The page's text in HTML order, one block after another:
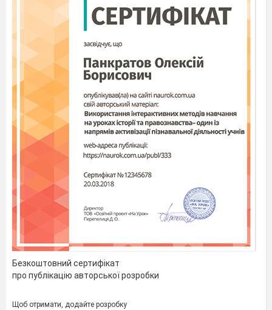
Безкоштовний сертифікат
про публікацію авторської розробки
Щоб отримати, додайте розробку